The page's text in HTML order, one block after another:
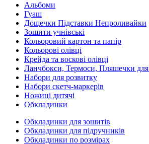
Альбоми
Гуаш
Дощечки Підставки Непроливайки
Зошити учнівські
Кольоровий картон та папір
Кольорові олівці
Крейда та воскові олівці
Ланчбокси, Термоси, Пляшечки
Набори для розвитку
Набори скетч-маркерів
Ножиці дитячі
Обкладинки
Обкладинки для зошитів
Обкладинки для підручників
Обкладинки по розмірах